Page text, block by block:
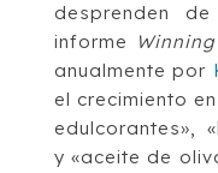
desprenden
informe
anualmente por
el crecimiento
edulcorantes»,
y «aceite de